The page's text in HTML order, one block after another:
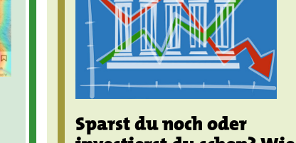
Sparst du noch oder